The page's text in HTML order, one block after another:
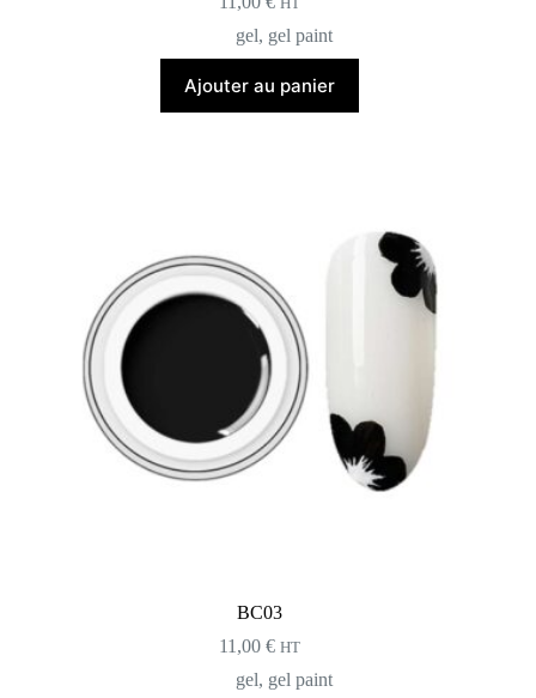
gel, gel paint
Ajouter au panier
BC03
11,00€ HT
gel, gel paint